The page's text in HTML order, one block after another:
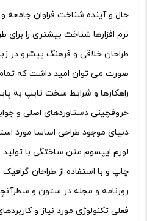
حال و آینده شناخت فراوان جامعه
نرم افزارها شناخت بیشتری را برای
طراحان خلاقی و فرهنگ پیشرو در
صورت می توان امید داشت که تمام
راهکارها و شرایط سخت تایپ به
حروفچینی دستاوردهای اصلی و
دنیای موجود طراحی اساسا مورد
لورم ایپسوم متن ساختگی با
چاپ و با استفاده از طراحان
روزنامه و مجله در ستون و
فعلی تکنولوژی مورد نیاز و